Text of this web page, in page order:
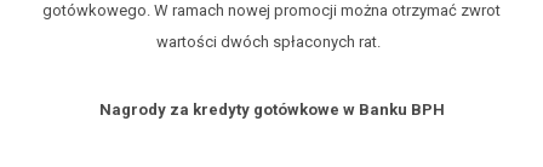
gotówkowego. W ramach nowej promocji można otrzymać zwrot
wartości dwóch spłaconych rat.
Nagrody za kredyty gotówkowe w Banku BPH